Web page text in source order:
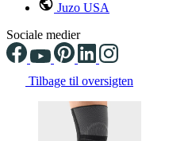
Juzo USA
Sociale medier
Tilbage til oversigten